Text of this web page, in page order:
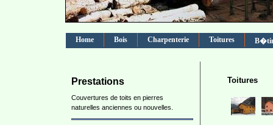
Home Bois Charpenterie Toitures
Prestations
Couvertures de toits en pierres
naturelles anciennes ou nouvelles.
Toitures